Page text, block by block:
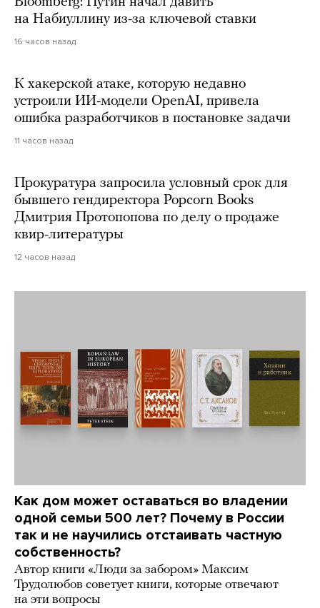
на Набиуллину из-за ключевой ставки
16 часов назад
К хакерской атаке, которую недавно
устроили ИИ-модели OpenAI, привела
ошибка разработчиков в постановке задачи
11 часов назад
Прокуратура запросила условный срок для
бывшего гендиректора Popcorn Books
Дмитрия Протопопова по делу о продаже
квир-литературы
12 часов назад
Как дом может оставаться во владении
одной семьи 500 лет? Почему в России
так и не научились отстаивать частную
собственность?
Автор книги «Люди за забором» Максим
Трудолюбов советует книги, которые отвечают
на эти вопросы